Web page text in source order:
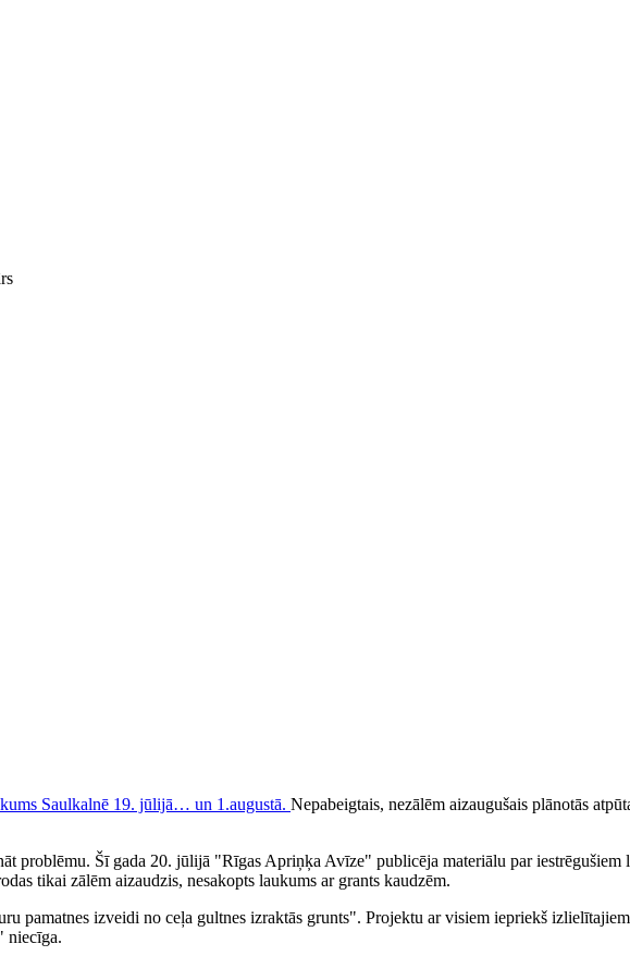
Nepabeigtais, nezālēm aizaugušais plānotās
problēmu. Šī gada 20. jūlijā "Rīgas Apriņķa Avīze" publicēja materiālu par iestrēgušiem
tikai zālēm aizaudzis, nesakopts laukums ar grants kaudzēm.
pamatnes izveidi no ceļa gultnes izraktās grunts". Projektu ar visiem iepriekš
niecīga.